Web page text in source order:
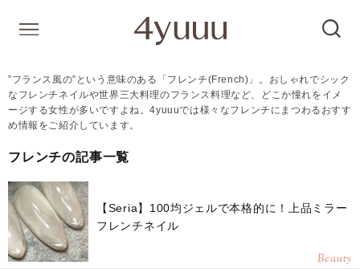
”フランス風の”という意味のある「フレンチ(French)」。おしゃれでシック
なフレンチネイルや世界三大料理のフランス料理など、どこか憧れをイメ
ージする女性が多いですよね。4yuuuでは様々なフレンチにまつわるおすす
め情報をご紹介しています。
フレンチの記事一覧
【Seria】100均ジェルで本格的に！上品ミラー
フレンチネイル
Beauty